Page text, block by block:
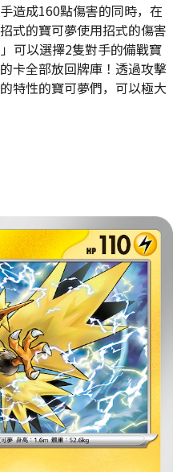
造成160點傷害的同時，在
式的寶可夢使用招式的傷害
可以選擇2隻對手的備戰寶
卡全部放回牌庫！透過攻擊
特性的寶可夢們，可以極大